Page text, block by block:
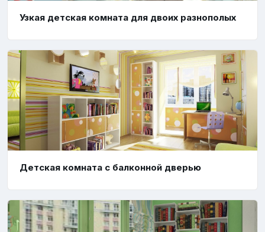
Узкая детская комната для двоих разнополых
Детская комната с балконной дверью